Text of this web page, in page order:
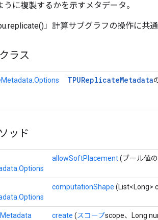
うに複製するかを示すメタデータ。
」計算サブグラフの操作に共
ラス
TPUReplicateMetadata
ッド
allowSoftPlacement(ブール値
computationShape (List<Long>
create (スコープscope、Long